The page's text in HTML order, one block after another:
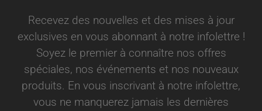
Recevez des nouvelles et des mises à jour
exclusives en vous abonnant à notre infolettre !
Soyez le premier à connaître nos offres
spéciales, nos événements et nos nouveaux
produits. En vous inscrivant à notre infolettre,
vous ne manquerez jamais les dernières